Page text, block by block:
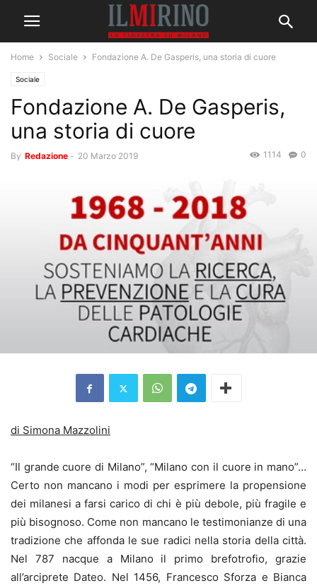
Home Sociale Fondazione A. De Gasperis, una storia di cuore
Sociale
Fondazione A. De Gasperis,
una storia di cuore
By Redazione - 20 Marzo 2019 0
1114
di Simona Mazzolini
“Il grande cuore di Milano”, “Milano con il cuore in mano”…
Certo non mancano i modi per esprimere la propensione
dei milanesi a farsi carico di chi è più debole, più fragile e
più bisognoso. Come non mancano le testimonianze di una
tradizione che affonda le sue radici nella storia della città.
Nel 787 nacque a Milano il primo brefotrofio, grazie
all’arciprete Dateo. Nel 1456, Francesco Sforza e Bianca